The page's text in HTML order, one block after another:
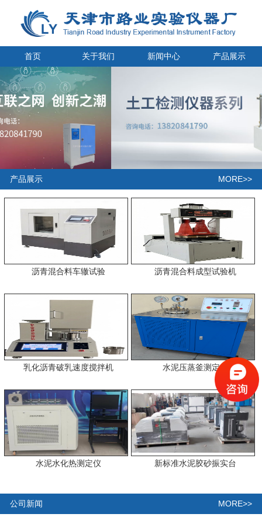
首页 关于我们 新闻中心 产品展示
产品展示 MORE>>
沥青混合料车辙试验 沥青混合料成型试验机
乳化沥青破乳速度搅拌机 水泥压蒸釜测定仪
水泥水化热测定仪 新标准水泥胶砂振实台
公司新闻 MORE>>